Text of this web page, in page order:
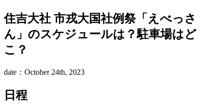
住吉大社 市戎大国社例祭「えべっさ
ん」のスケジュールは？駐車場はど
こ？
date：October 24th, 2023
日程